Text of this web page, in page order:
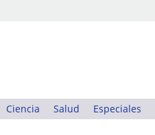
Ciencia Salud Especiales